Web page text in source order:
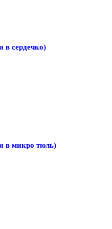
в сердечко)
в микро тюль)